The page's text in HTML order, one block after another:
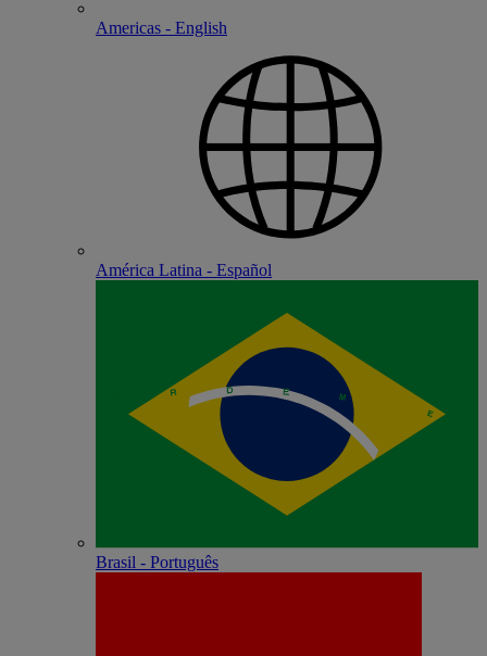
Americas - English
América Latina - Español
Brasil - Português